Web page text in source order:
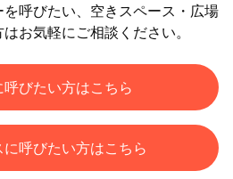
呼びたい、空きスペース・広場
お気軽にご相談ください。
びたい方はこちら
呼びたい方はこちら